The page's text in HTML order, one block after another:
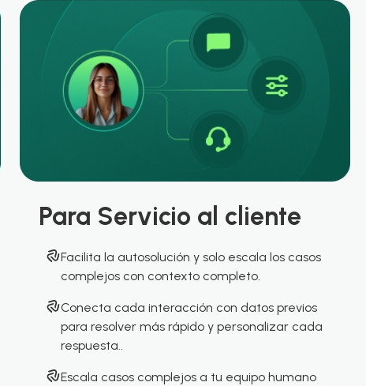
Para Servicio al cliente
Facilita la autosolución y solo escala los casos
complejos con contexto completo.
Conecta cada interacción con datos previos
para resolver más rápido y personalizar cada
respuesta..
Escala casos complejos a tu equipo humano